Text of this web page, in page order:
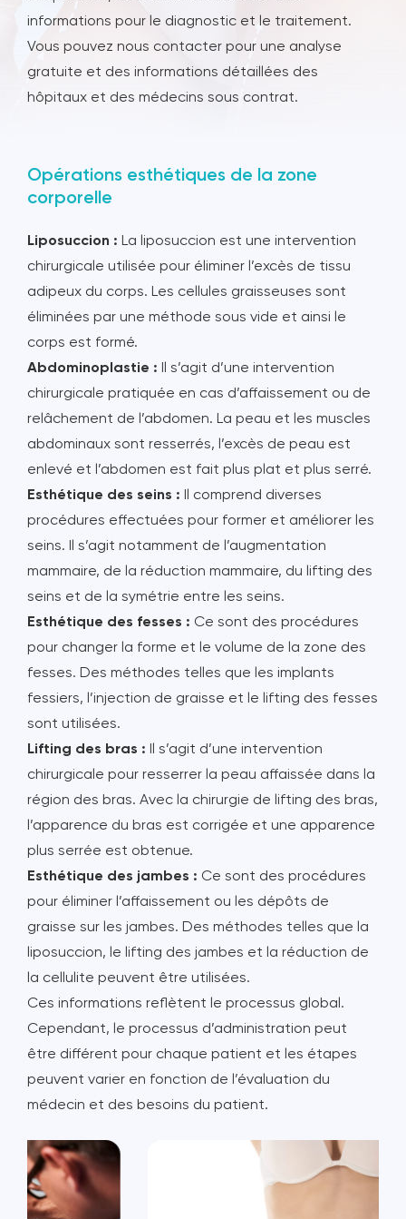
informations pour le diagnostic et le traitement.
Vous pouvez nous contacter pour une analyse
gratuite et des informations détaillées des
hôpitaux et des médecins sous contrat.
Opérations esthétiques de la zone
corporelle
Liposuccion : La liposuccion est une intervention
chirurgicale utilisée pour éliminer l’excès de tissu
adipeux du corps. Les cellules graisseuses sont
éliminées par une méthode sous vide et ainsi le
corps est formé.
Abdominoplastie : Il s’agit d’une intervention
chirurgicale pratiquée en cas d’affaissement ou de
relâchement de l’abdomen. La peau et les muscles
abdominaux sont resserrés, l’excès de peau est
enlevé et l’abdomen est fait plus plat et plus serré.
Esthétique des seins : Il comprend diverses
procédures effectuées pour former et améliorer les
seins. Il s’agit notamment de l’augmentation
mammaire, de la réduction mammaire, du lifting des
seins et de la symétrie entre les seins.
Esthétique des fesses : Ce sont des procédures
pour changer la forme et le volume de la zone des
fesses. Des méthodes telles que les implants
fessiers, l’injection de graisse et le lifting des fesses
sont utilisées.
Lifting des bras : Il s’agit d’une intervention
chirurgicale pour resserrer la peau affaissée dans la
région des bras. Avec la chirurgie de lifting des bras,
l’apparence du bras est corrigée et une apparence
plus serrée est obtenue.
Esthétique des jambes : Ce sont des procédures
pour éliminer l’affaissement ou les dépôts de
graisse sur les jambes. Des méthodes telles que la
liposuccion, le lifting des jambes et la réduction de
la cellulite peuvent être utilisées.
Ces informations reflètent le processus global.
Cependant, le processus d’administration peut
être différent pour chaque patient et les étapes
peuvent varier en fonction de l’évaluation du
médecin et des besoins du patient.